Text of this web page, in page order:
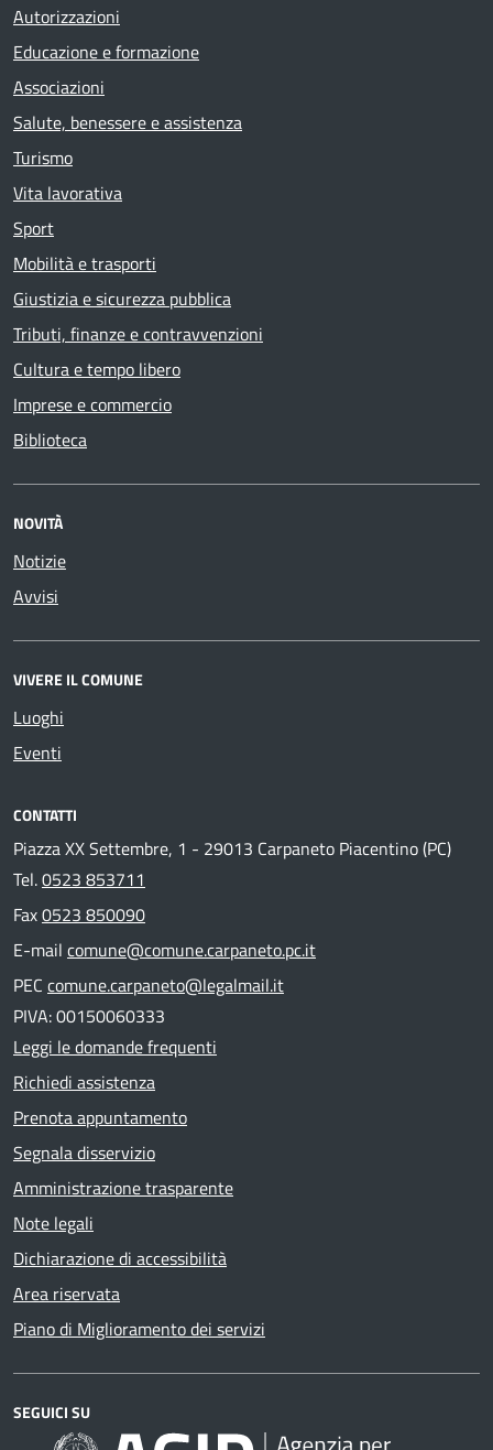
Autorizzazioni
Educazione e formazione
Associazioni
Salute, benessere e assistenza
Turismo
Vita lavorativa
Sport
Mobilità e trasporti
Giustizia e sicurezza pubblica
Tributi, finanze e contravvenzioni
Cultura e tempo libero
Imprese e commercio
Biblioteca
NOVITÀ
Notizie
Avvisi
VIVERE IL COMUNE
Luoghi
Eventi
CONTATTI
Piazza XX Settembre, 1 - 29013 Carpaneto Piacentino (PC)
Tel.0523 853711
Fax0523 850090
E-mail comune@comune.carpaneto.pc.it
PEC comune.carpaneto@legalmail.it
PIVA: 00150060333
Leggi le domande frequenti
Richiedi assistenza
Prenota appuntamento
Segnala disservizio
Amministrazione trasparente
Note legali
Dichiarazione di accessibilità
Area riservata
Piano di Miglioramento dei servizi
SEGUICI SU